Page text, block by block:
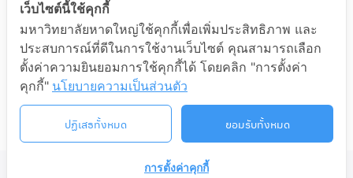
Sign in with Google
©2026 LIFELONG.HU.AC.TH. ALL RIGHTS RESERVED.
เว็บไซต์นี้ใช้คุกกี้
มหาวิทยาลัยหาดใหญ่ใช้คุกกี้เพื่อเพิ่มประสิทธิภาพ และ
ประสบการณ์ที่ดีในการใช้งานเว็บไซต์ คุณสามารถเลือก
ตั้งค่าความยินยอมการใช้คุกกี้ได้ โดยคลิก "การตั้งค่า
คุกกี้" นโยบายความเป็นส่วนตัว
ปฏิเสธทั้งหมด ยอมรับทั้งหมด
การตั้งค่าคุกกี้